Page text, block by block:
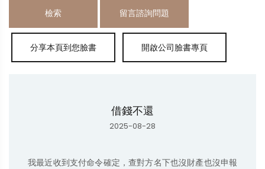
檢索 留言諮詢問題
借錢不還
2025-08-28
我最近收到支付命令確定，查對方名下也沒財產也沒申報